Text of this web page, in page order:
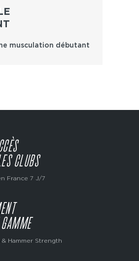
musculation débutant
CLUBS
France 7 J/7
& Hammer Strength